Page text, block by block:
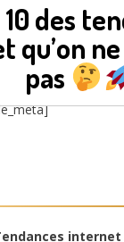
des
qu’on
pas
internet